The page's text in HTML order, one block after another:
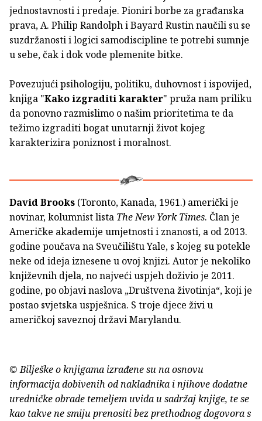
jednostavnosti i predaje. Pioniri borbe za građanska
prava, A. Philip Randolph i Bayard Rustin naučili su se
suzdržanosti i logici samodiscipline te potrebi sumnje
u sebe, čak i dok vode plemenite bitke.
Povezujući psihologiju, politiku, duhovnost i ispovijed,
knjiga "Kako izgraditi karakter" pruža nam priliku
da ponovno razmislimo o našim prioritetima te da
težimo izgraditi bogat unutarnji život kojeg
karakterizira poniznost i moralnost.
David Brooks (Toronto, Kanada, 1961.) američki je
novinar, kolumnist lista The New York Times. Član je
Američke akademije umjetnosti i znanosti, a od 2013.
godine poučava na Sveučilištu Yale, s kojeg su potekle
neke od ideja iznesene u ovoj knjizi. Autor je nekoliko
književnih djela, no najveći uspjeh doživio je 2011.
godine, po objavi naslova „Društvena životinja“, koji je
postao svjetska uspješnica. S troje djece živi u
američkoj saveznoj državi Marylandu.
© Bilješke o knjigama izrađene su na osnovu
informacija dobivenih od nakladnika i njihove dodatne
uredničke obrade temeljem uvida u sadržaj knjige, te se
kao takve ne smiju prenositi bez prethodnog dogovora s